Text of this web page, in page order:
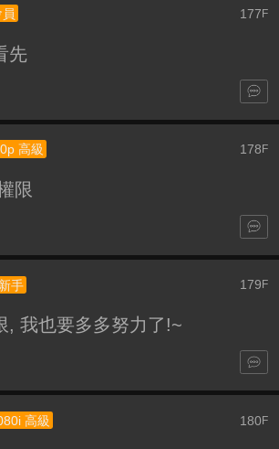
177 F
先
178 F
高級
限
179 F
手
, 我也要多多努力了!~
180F
高級